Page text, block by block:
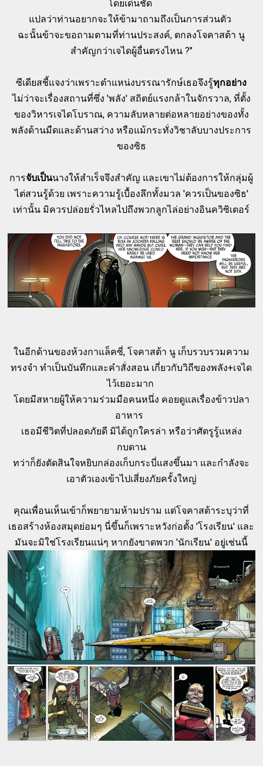
โดยเด่นชัด
แปลว่าท่านอยากจะให้ข้ามาถามถึงเป็นการส่วนตัว
ฉะนั้นข้าจะขอถามตามที่ท่านประสงค์, ตกลงโจคาสต้า นู
สำคัญกว่าเจไดผู้อื่นตรงไหน ?"
ซีเดียสชี้แจงว่าเพราะตำแหน่งบรรณารักษ์เธอจึงรู้ทุกอย่าง
ไม่ว่าจะเรื่องสถานที่ซึ่ง 'พลัง' สถิตย์แรงกล้าในจักรวาล, ที่ตั้ง
ของวิหารเจไดโบราณ, ความลับหลายต่อหลายอย่างของทั้ง
พลังด้านมืดและด้านสว่าง หรือแม้กระทั่งวิชาลับบางประการ
ของซิธ
การจับเป็นนางให้สำเร็จจึงสำคัญ และเขาไม่ต้องการให้กลุ่มผู้
ไต่สวนรู้ด้วย เพราะความรู้เบื้องลึกทั้งมวล 'ควรเป็นของซิธ'
เท่านั้น มิควรปล่อยรั่วไหลไปถึงพวกลูกไล่อย่างอินควิซิเตอร์
ในอีกด้านของห้วงกาแล็คซี่, โจคาสต้า นู เก็บรวบรวมความ
ทรงจำ ทำเป็นบันทึกและคำสั่งสอน เกี่ยวกับวิถีของพลัง+เจได
ไว้เยอะมาก
โดยมีสหายผู้ให้ความร่วมมือคนหนึ่ง คอยดูแลเรื่องข้าวปลา
อาหาร
เธอมีชีวิตที่ปลอดภัยดี มิได้ถูกใครล่า หรือว่าศัตรูรู้แหล่ง
กบดาน
ทว่าก็ยังตัดสินใจหยิบกล่องเก็บกระบี่แสงขึ้นมา และกำลังจะ
เอาตัวเองเข้าไปเสี่ยงภัยครั้งใหญ่
คุณเพื่อนเห็นเข้าก็พยายามห้ามปราม แต่โจคาสต้าระบุว่าที่
เธอสร้างห้องสมุดย่อมๆ นี่ขึ้นก็เพราะหวังก่อตั้ง 'โรงเรียน' และ
มันจะมิใช่โรงเรียนแน่ๆ หากยังขาดพวก 'นักเรียน' อยู่เช่นนี้